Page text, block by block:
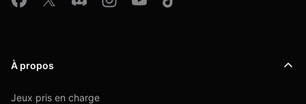
À propos
Jeux pris en charge